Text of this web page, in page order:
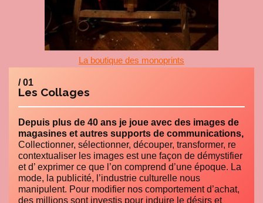
La boutique des monoprints
/ 01
Les Collages
Depuis plus de 40 ans je joue avec des images de
magasines et autres supports de communications,
Collectionner, sélectionner, découper, transformer, re
contextualiser les images est une façon de démystifier
et d’ exprimer ce que l’on comprend d’une époque. La
mode, la publicité, l’industrie culturelle nous
manipulent. Pour modifier nos comportement d’achat,
des millions sont investis pour induire le désirs et